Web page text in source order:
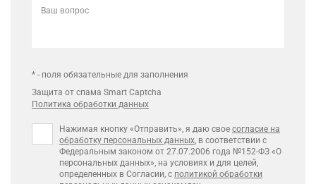
Ваш вопрос
* - поля обязательные для заполнения
Защита от спама Smart Captcha
Политика обработки данных
Нажимая кнопку «Отправить», я даю свое согласие на
обработку персональных данных, в соответствии с
Федеральным законом от 27.07.2006 года №152-ФЗ «О
персональных данных», на условиях и для целей,
определенных в Согласии, с политикой обработки